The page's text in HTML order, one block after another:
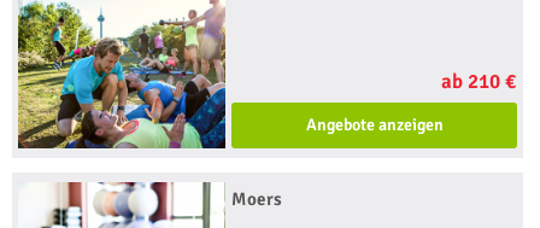
ab 210 €
Angebote anzeigen
Moers